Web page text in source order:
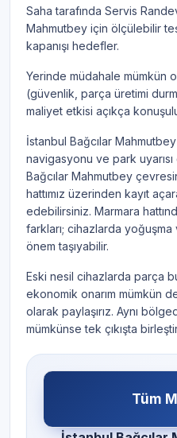
Saha tarafında Servis
Mahmutbey için ölçülebilir
kapanışı hedefler.
Yerinde müdahale mümkün
(güvenlik, parça üretimi
maliyet etkisi açıkça
İstanbul Bağcılar
navigasyonu ve park uyarısı
Bağcılar Mahmutbey
hattımız üzerinden kayıt
edebilirsiniz. Marmara
farkları; cihazlarda
önem taşıyabilir.
Eski nesil cihazlarda parça
ekonomik onarım mümkün
olarak paylaşırız. Aynı
mümkünse tek çıkışta
Tüm